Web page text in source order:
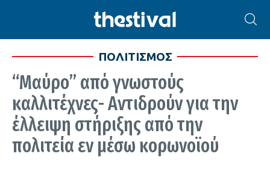
ΠΟΛΙΤΙΣΜΟΣ
“Μαύρο” από γνωστούς
καλλιτέχνες- Αντιδρούν για την
έλλειψη στήριξης από την
πολιτεία εν μέσω κορωνοϊού